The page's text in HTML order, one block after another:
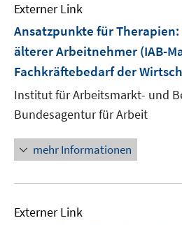
Externer Link
Ansatzpunkte für
älterer Arbeitnehmer (IAB-
Fachkräftebedarf der
Institut für Arbeitsmarkt- und
Bundesagentur für Arbeit
mehr Informationen
Externer Link